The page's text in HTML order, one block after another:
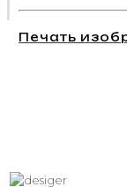
Печать